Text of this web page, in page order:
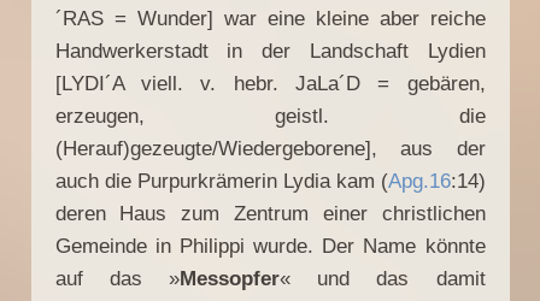
´RAS = Wunder] war eine kleine aber reiche
Handwerkerstadt in der Landschaft Lydien
[LYDI´A viell. v. hebr. JaLa´D = gebären,
erzeugen, geistl. die
(Herauf)gezeugte/Wiedergeborene], aus der
auch die Purpurkrämerin Lydia kam (Apg.16:14)
deren Haus zum Zentrum einer christlichen
Gemeinde in Philippi wurde. Der Name könnte
auf das »Messopfer« und das damit